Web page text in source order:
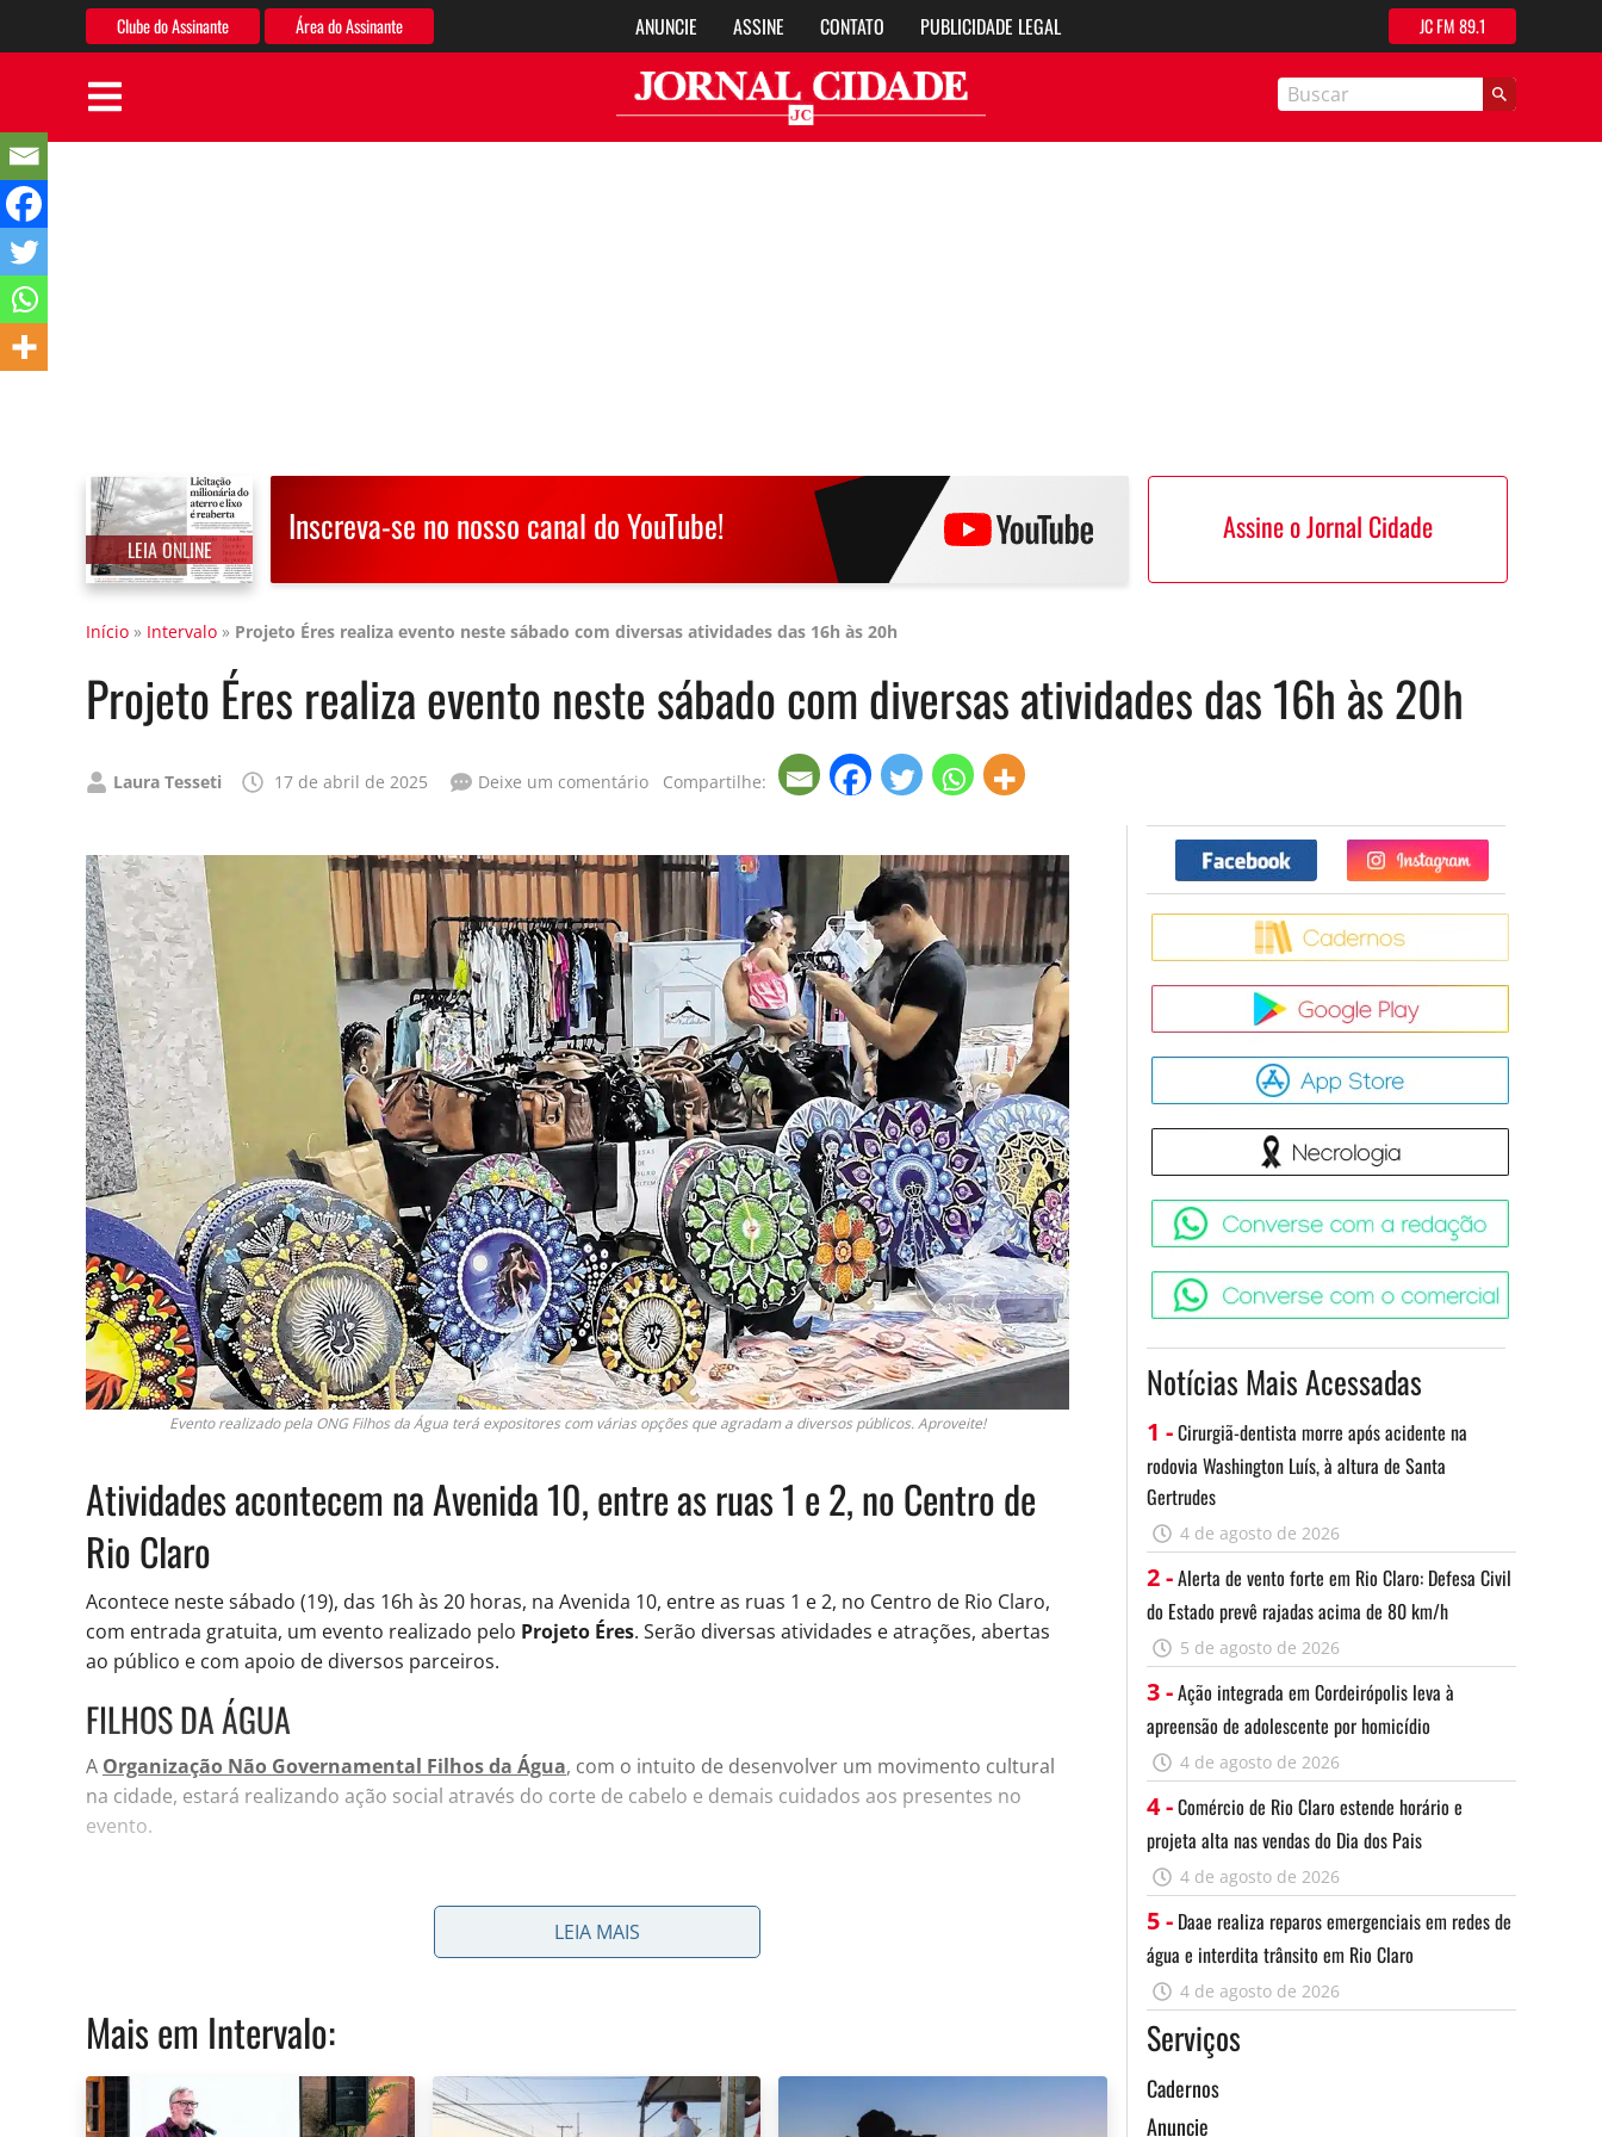
Clube do Assinante Área do Assinante ANUNCIE ASSINE CONTATO PUBLICIDADE LEGAL JC FM 89.1
LEIA ONLINE
Inscreva-se no nosso canal do YouTube! Assine o Jornal Cidade
Início » Intervalo » Projeto Éres realiza evento neste sábado com diversas atividades das 16h às 20h
Projeto Éres realiza evento neste sábado com diversas atividades das 16h às 20h
Publicado
Laura Tesseti 17 de abril de 2025 Deixe um comentário Compartilhe:
Evento realizado pela ONG Filhos da Água terá expositores com várias opções que agradam a diversos públicos. Aproveite!
Atividades acontecem na Avenida 10, entre as ruas 1 e 2, no Centro de
Rio Claro
Acontece neste sábado (19), das 16h às 20 horas, na Avenida 10, entre as ruas 1 e 2, no Centro de Rio Claro,
com entrada gratuita, um evento realizado pelo Projeto Éres. Serão diversas atividades e atrações, abertas
ao público e com apoio de diversos parceiros.
FILHOS DA ÁGUA
A Organização Não Governamental Filhos da Água, com o intuito de desenvolver um movimento cultural
na cidade, estará realizando ação social através do corte de cabelo e demais cuidados aos presentes no
evento.
estará animando os presentes e o evento também contará com
“Cena Feminina Contra o Racismo e Preconceito”, a partir das 17 horas.
A partir das 19h, a
Dra. Carolina Paz
em abusos e transtornos TPD em clínica e a
psicossoail/Caps, psicóloga clínica, pós-graduada em psicanálise e estudos em psicologia de matriz africana
estarão no“Divã com as Divas”.
LEIA MAIS
Mais em Intervalo:
Facebook Twitter
Notícias Mais Acessadas
1 -Cirurgiã-dentista morre após acidente na
rodovia Washington Luís, à altura de Santa
Gertrudes
4 de agosto de 2026
2 -Alerta de vento forte em Rio Claro: Defesa Civil
do Estado prevê rajadas acima de 80 km/h
5 de agosto de 2026
3 -Ação integrada em Cordeirópolis leva à
apreensão de adolescente por homicídio
4 de agosto de 2026
4 -Comércio de Rio Claro estende horário e
projeta alta nas vendas do Dia dos Pais
4 de agosto de 2026
5 - Daae realiza reparos emergenciais em redes de
água e interdita trânsito em Rio Claro
4 de agosto de 2026
Serviços
Cadernos
Anuncie